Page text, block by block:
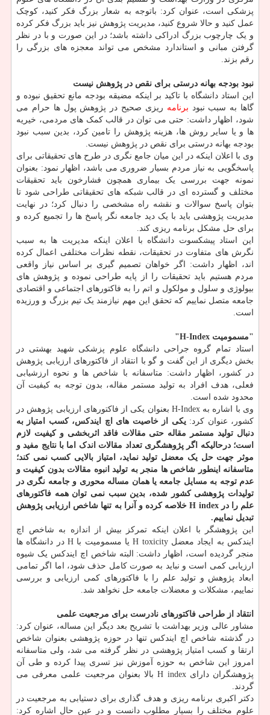
پزشکی است، عنوان کرد: باتوجه به شعار بزرگ فکر کنید، کوچک
عمل کنید و حالا شروع کنید، مدیریت پژوهش نیز باید بزرگ فکر کرده
و یک چارچوب بزرگ ادراکی داشته باشد؛ در این صورت و با در نظر
گرفتن مبانی و استاندارد مشخص می تواند معجزه های بزرگی را
رقم بزند.
نبود بودجه بهانه درستی برای نقص در پژوهش نیست
این استاد دانشگاه با تاکید بر اینکه مضیقه بودجه مانع تحقیق نبوده و
گاها به سبب نبود برنامه ریزی صحیح در پژوهش پول ها حرام می
شود، اظهار داشت: حتی می توان در قالب کمک های مردمی، خیریه
ها و یا سایر روش ها، هزینه پژوهش را تامین کرد، بدین سبب نبود
بودجه بهانه درستی برای نقص در پژوهش نیست.
وی با اعلان اینکه در این میان جامع نگری در طرح های تحقیقاتی برای
پاسخگویی به نیاز مردم بسیار ضروری می باشد، اظهار نمود: بعنوان
نمونه جهت بررسی یک بیماری همچون فشارخون باید تحقیقات
مختلف و گسترده ای در قالب شبکه های تحقیقاتی طراحی شود تا
بتوان پاسخ سوالات و نقشه راه مشخصی را دنبال کرد؛ در نهایت
مدیریت پژوهشی باید با یک دید جامعه نگر پاسخ ها را تجمیع کرده و
برای حل مشکل برنامه ریزی کند.
این استاد پیشکسوت دانشگاه با اعلان اینکه مدیریت ها به سبب
نگرش های متفاوت در تحقیقات، نقطه نظرات مختلفی اعمال کرده
اند، اظهار داشت: اگر خواهان تصمیم گیری بر اساس نیاز واقعی
مردم هستیم باید تحقیقات را از پایه طراحی نموده و پژوهش های
بیولوژی و سلول و مولکول و اتم را به فاکتورهای اجتماعی و اقتصادی
جامعه متصل نماییم که تحقق این مهم نیازمند یک تیم بزرگ و ورزیده
است.
"مسمومیت H -Index"
استاد تمام گروه جراحی دانشگاه علوم پزشکی شهید بهشتی در
بخش دیگری از این گفت و گو با انتقاد از فاکتورهای ارزیابی پژوهش
در کشور، اظهار داشت: متاسفانه با شاخص ها و نحوه ارزشیابی
فعلی، هدف افراد به تولید مستمر مقاله، بدون توجه به کیفیت آن
محدود شده است.
وی با اشاره به H-Index بعنوان یکی از فاکتورهای ارزیابی پژوهش در
کشور، عنوان کرد:یکی از خاصیت های اچ ایندکس، کسب امتیاز به
دنبال تولید مستمر مقاله حتی مقالات فاقد اثربخشی و کیفیت لازم
است؛ درحالیکه اگر پژوهشگری تعداد مقالات اندک اما با نتایج مفید و
موثر جهت حل یک معضل تولید نماید، امتیاز بالایی کسب نمی کند؛
متاسفانه اینطور شاخص ها منجر به تولید انبوه مقالات بدون کیفیت و
عدم توجه به مسایل جامعه یا همان مساله محوری و جامعه نگری در
تولیدات پژوهشی کشور شده، بدین سبب نمی توان همه فاکتورهای
علم را در H index خلاصه کرده و آنرا به تنها شاخص ارزیابی پژوهش
تبدیل نماییم.
این پژوهشگر با اعلان اینکه تمرکز بیش از اندازه به شاخص اچ
ایندکس به ایجاد معضل H toxicity یا مسمومیت با H در دانشگاه ها
منجر گردیده است، اظهار داشت: البته شاخص اچ ایندکس یک شیوه
ارزیابی کمی است و نباید به صورت کامل حذف شود، اما اگر تمامی
ابعاد پژوهش و تولید علم را با فاکتورهای کمی ارزیابی و بررسی
نماییم، مشکلات و معضلات جامعه حل نخواهد شد.
انتقاد از طراحی فاکتورهای نادرست برای مرجعیت علمی
مشاور عالی وزیر بهداشت با تشریح بعد دیگر این مساله، عنوان کرد:
در گذشته شاخص اچ ایندکس تنها در حوزه پژوهشی بعنوان شاخص
ارتقا و کسب امتیاز پژوهشی در نظر گرفته می شد، ولی متاسفانه
امروز این شاخص به حوزه آموزش نیز تسری پیدا کرده و طی آن
پژوهشگران دارای H index بالا بعنوان مرجعیت علمی معرفی می
گردند.
دکتر اکبری برنامه ریزی و هدف گذاری برای دستیابی به مرجعیت در
علوم مختلف را بسیار مطلوب دانست و در عین حال اشاره کرد: